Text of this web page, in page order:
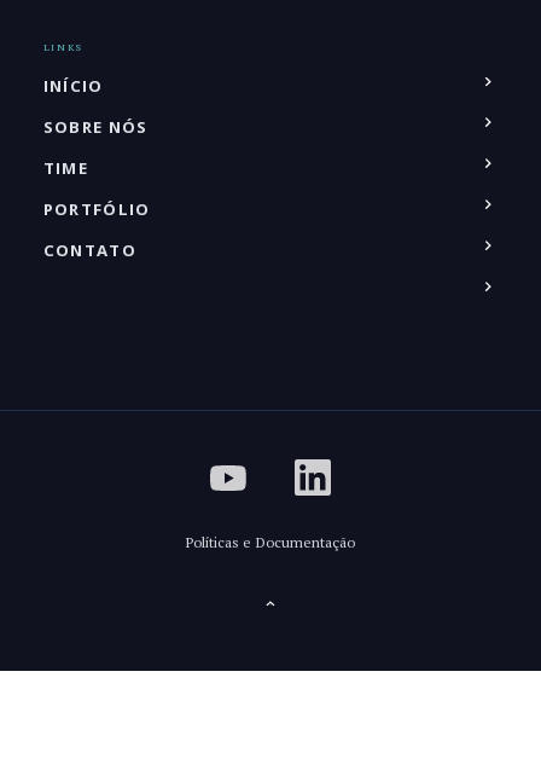
LINKS
INÍCIO
SOBRE NÓS
TIME
PORTFÓLIO
CONTATO
Políticas e Documentação